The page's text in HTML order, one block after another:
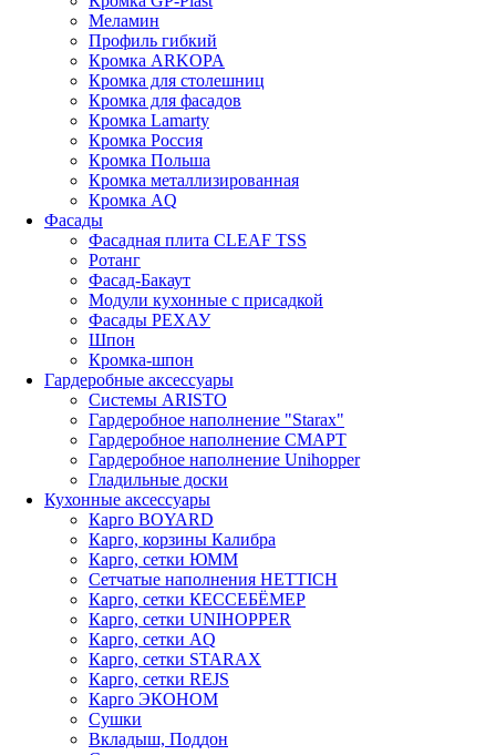
Меламин
Профиль гибкий
Кромка ARKOPA
Кромка для столешниц
Кромка для фасадов
Кромка Lamarty
Кромка Россия
Кромка Польша
Кромка металлизированная
Кромка AQ
Фасады
Фасадная плита CLEAF TSS
Ротанг
Фасад-Бакаут
Модули кухонные с присадкой
Фасады РЕХАУ
Шпон
Кромка-шпон
Гардеробные аксессуары
Системы ARISTO
Гардеробное наполнение "Starax"
Гардеробное наполнение СМАРТ
Гардеробное наполнение Unihopper
Гладильные доски
Кухонные аксессуары
Карго BOYARD
Карго, корзины Калибра
Карго, сетки ЮММ
Сетчатые наполнения HETTICH
Карго, сетки КЕССЕБЁМЕР
Карго, сетки UNIHOPPER
Карго, сетки AQ
Карго, сетки STARAX
Карго, сетки REJS
Карго ЭКОНОМ
Сушки
Вкладыш, Поддон